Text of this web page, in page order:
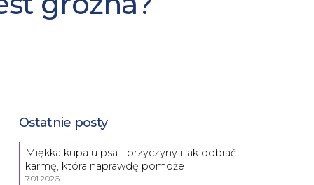
Ostatnie posty
Miękka kupa u psa - przyczyny i jak dobrać
karmę, która naprawdę pomoże
7.01.2026